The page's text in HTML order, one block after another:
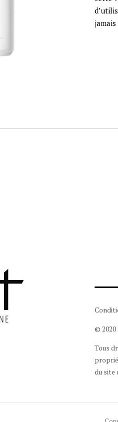
© 2020
Tous
du site